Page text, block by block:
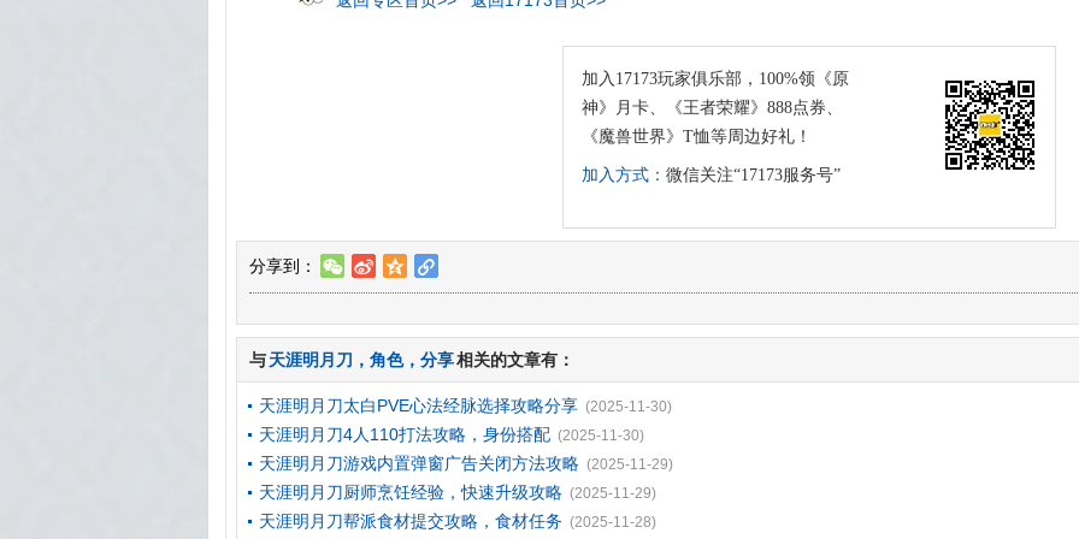
加入17173玩家俱乐部，100%领《原
神》月卡、《王者荣耀》888点券、
《魔兽世界》T恤等周边好礼！
加入方式： 微信关注“17173服务号”
分享到： w t z l
与天涯明月刀 ， 角色， 分享相关的文章有：
天涯明月刀太白PVE心法经脉选择攻略分享 (2025-11-30)
天涯明月刀4人110打法攻略，身份搭配 (2025-11-30)
天涯明月刀游戏内置弹窗广告关闭方法攻略 (2025-11-29)
天涯明月刀厨师烹饪经验，快速升级攻略 (2025-11-29)
天涯明月刀帮派食材提交攻略，食材任务 (2025-11-28)